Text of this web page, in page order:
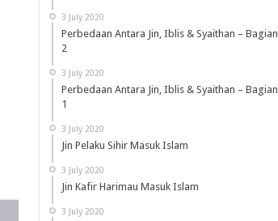
3 July 2020
Perbedaan Antara Jin, Iblis & Syaithan – Bagian
2
3 July 2020
Perbedaan Antara Jin, Iblis & Syaithan – Bagian
1
3 July 2020
Jin Pelaku Sihir Masuk Islam
3 July 2020
Jin Kafir Harimau Masuk Islam
3 July 2020